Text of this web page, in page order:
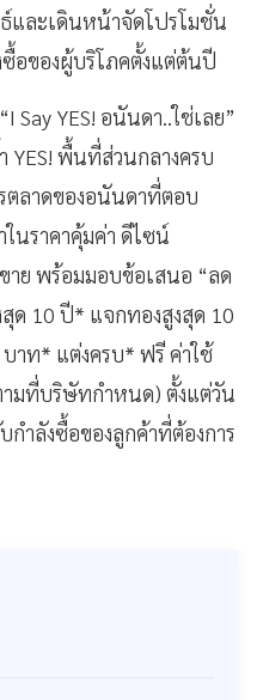
และเดินหน้าจัดโปรโมชั่น
อของผู้บริโภคตั้งแต่ต้นปี
YES! อนันดา..ใช่เลย”
YES! พื้นที่ส่วนกลางครบ
ตลาดของอนันดาที่ตอบ
นราคาคุ้มค่า ดีไซน์
าย พร้อมมอบข้อเสนอ “ลด
ด 10 ปี* แจกทองสูงสุด 10
าท* แต่งครบ* ฟรี ค่าใช้
มที่บริษัทกำหนด) ตั้งแต่วัน
ำลังซื้อของลูกค้าที่ต้องการ